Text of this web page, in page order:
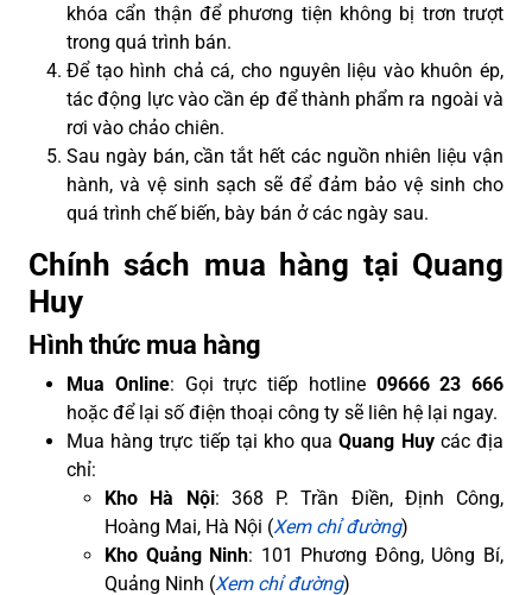
khóa cẩn thận để phương tiện không bị trơn trượt
trong quá trình bán.
Để tạo hình chả cá, cho nguyên liệu vào khuôn ép,
tác động lực vào cần ép để thành phẩm ra ngoài và
rơi vào chảo chiên.
Sau ngày bán, cần tắt hết các nguồn nhiên liệu vận
hành, và vệ sinh sạch sẽ để đảm bảo vệ sinh cho
quá trình chế biến, bày bán ở các ngày sau.
Chính sách mua hàng tại Quang
Huy
Hình thức mua hàng
Mua Online: Gọi trực tiếp hotline 09666 23 666
hoặc để lại số điện thoại công ty sẽ liên hệ lại ngay.
Mua hàng trực tiếp tại kho quaQuang Huycác địa
chỉ:
Kho Hà Nội: 368 P. Trần Điền, Định Công,
Hoàng Mai, Hà Nội (Xem chỉ đường)
Kho Quảng Ninh: 101 Phương Đông, Uông Bí,
Quảng Ninh (Xem chỉ đường)